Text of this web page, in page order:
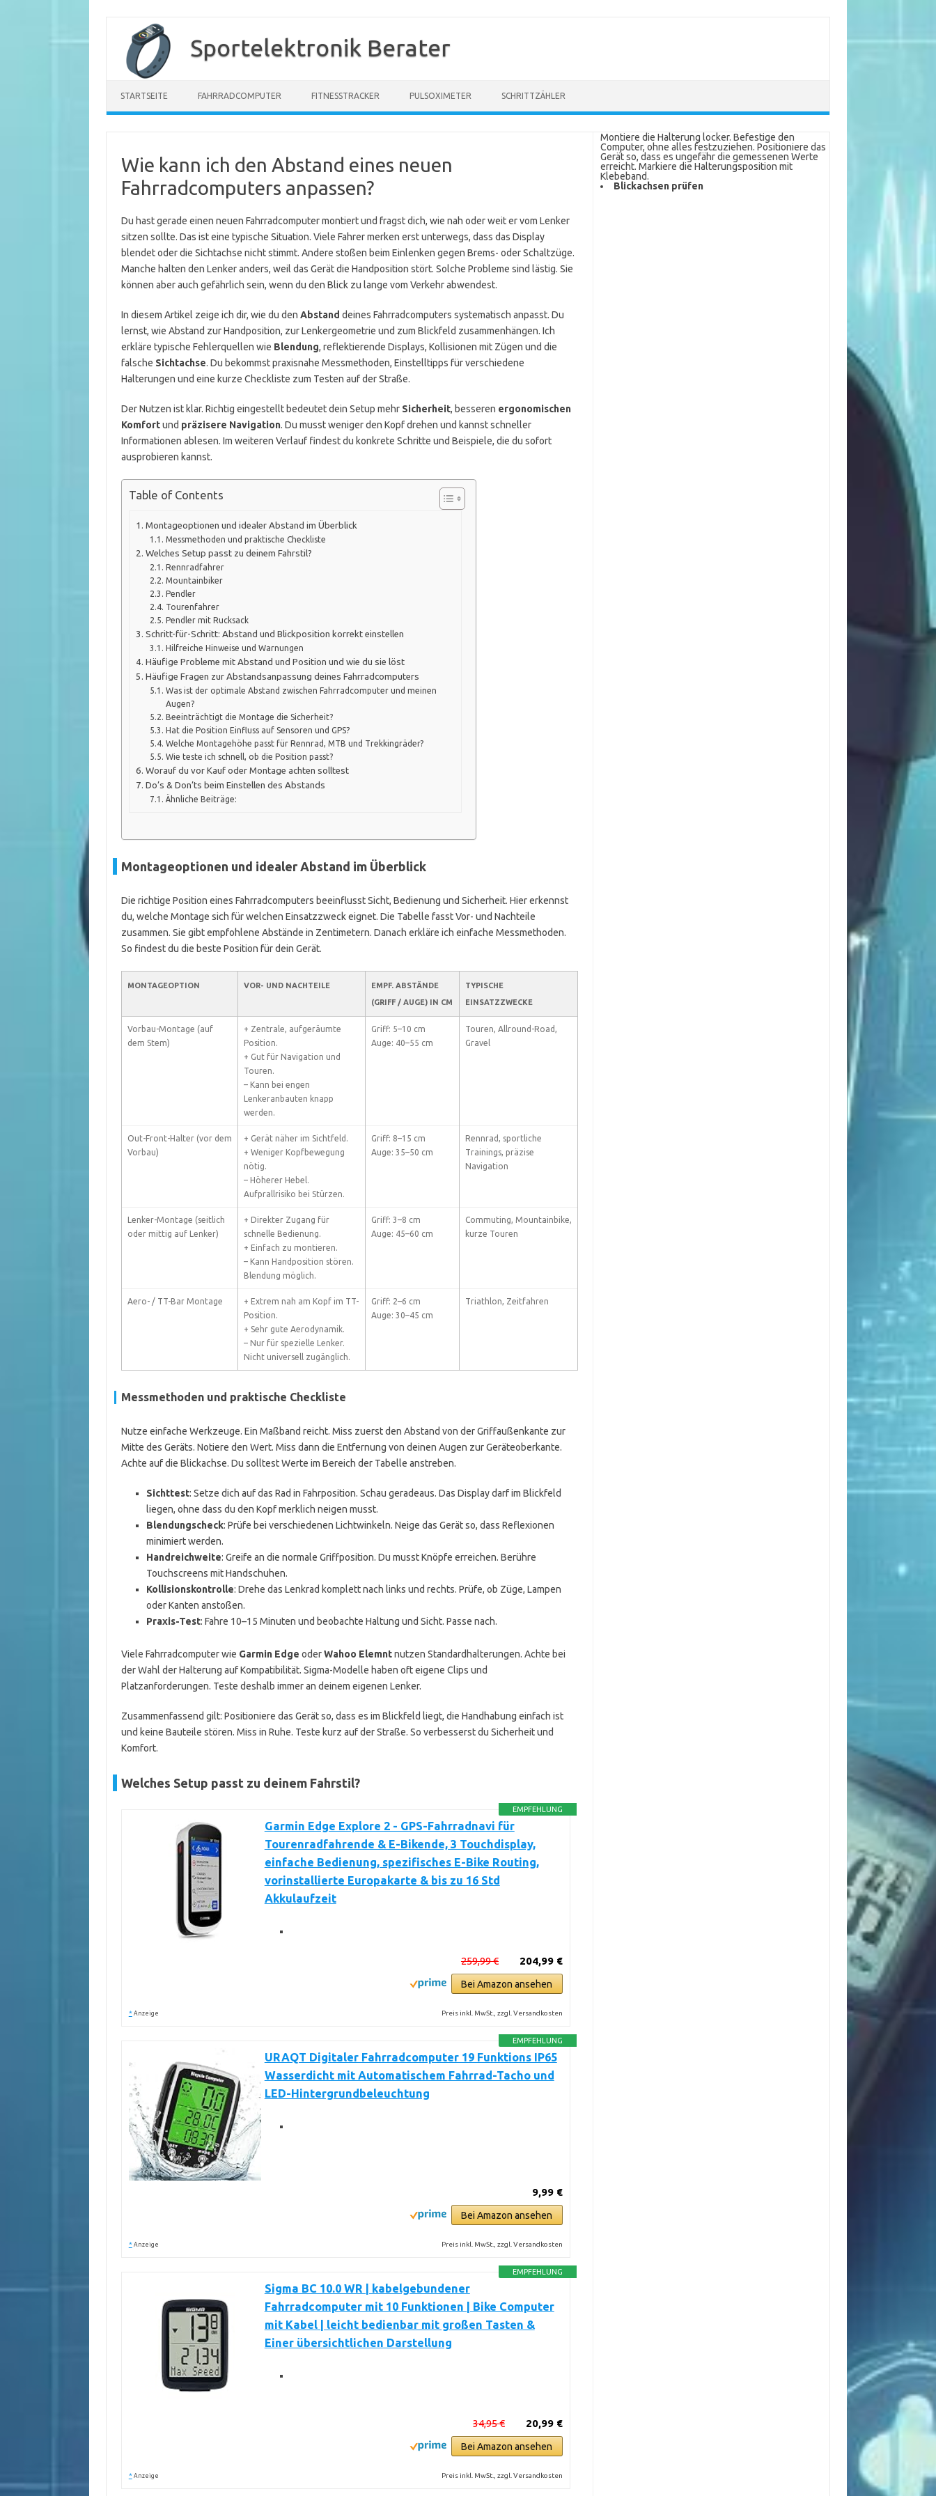
springen
Sportelektronik Berater
STARTSEITE FAHRRADCOMPUTER FITNESSTRACKER PULSOXIMETER SCHRITTZÄHLER
Wie kann ich den Abstand eines neuen
Fahrradcomputers anpassen?
Du hast gerade einen neuen Fahrradcomputer montiert und fragst dich, wie nah oder weit er vom Lenker
sitzen sollte. Das ist eine typische Situation. Viele Fahrer merken erst unterwegs, dass das Display
blendet oder die Sichtachse nicht stimmt. Andere stoßen beim Einlenken gegen Brems- oder Schaltzüge.
Manche halten den Lenker anders, weil das Gerät die Handposition stört. Solche Probleme sind lästig. Sie
können aber auch gefährlich sein, wenn du den Blick zu lange vom Verkehr abwendest.
In diesem Artikel zeige ich dir, wie du den Abstand deines Fahrradcomputers systematisch anpasst. Du
lernst, wie Abstand zur Handposition, zur Lenkergeometrie und zum Blickfeld zusammenhängen. Ich
erkläre typische Fehlerquellen wie Blendung, reflektierende Displays, Kollisionen mit Zügen und die
falsche Sichtachse. Du bekommst praxisnahe Messmethoden, Einstelltipps für verschiedene
Halterungen und eine kurze Checkliste zum Testen auf der Straße.
Der Nutzen ist klar. Richtig eingestellt bedeutet dein Setup mehr Sicherheit, besseren ergonomischen
Komfortund präzisere Navigation. Du musst weniger den Kopf drehen und kannst schneller
Informationen ablesen. Im weiteren Verlauf findest du konkrete Schritte und Beispiele, die du sofort
ausprobieren kannst.
Table of Contents
Montageoptionen und idealer Abstand im Überblick
Messmethoden und praktische Checkliste
Welches Setup passt zu deinem Fahrstil?
Rennradfahrer
Mountainbiker
Pendler
Tourenfahrer
Pendler mit Rucksack
Schritt-für-Schritt: Abstand und Blickposition korrekt einstellen
Hilfreiche Hinweise und Warnungen
Häufige Probleme mit Abstand und Position und wie du sie löst
Häufige Fragen zur Abstandsanpassung deines Fahrradcomputers
Was ist der optimale Abstand zwischen Fahrradcomputer und meinen
Augen?
Beeinträchtigt die Montage die Sicherheit?
Hat die Position Einfluss auf Sensoren und GPS?
Welche Montagehöhe passt für Rennrad, MTB und Trekkingräder?
Wie teste ich schnell, ob die Position passt?
Worauf du vor Kauf oder Montage achten solltest
Do’s & Don’ts beim Einstellen des Abstands
Ähnliche Beiträge:
Montageoptionen und idealer Abstand im Überblick
Die richtige Position eines Fahrradcomputers beeinflusst Sicht, Bedienung und Sicherheit. Hier erkennst
du, welche Montage sich für welchen Einsatzzweck eignet. Die Tabelle fasst Vor- und Nachteile
zusammen. Sie gibt empfohlene Abstände in Zentimetern. Danach erkläre ich einfache Messmethoden.
So findest du die beste Position für dein Gerät.
MONTAGEOPTION VOR- UND NACHTEILE
EMPF. ABSTÄNDE
(GRIFF / AUGE) IN CM
TYPISCHE
EINSATZZWECKE
Vorbau-Montage (auf
dem Stem)
+ Zentrale, aufgeräumte
Position.
+ Gut für Navigation und
Touren.
– Kann bei engen
Lenkeranbauten knapp
werden.
Griff: 5–10 cm
Auge: 40–55 cm
Touren, Allround-Road,
Gravel
Out-Front-Halter (vor dem
Vorbau)
+ Gerät näher im Sichtfeld.
+ Weniger Kopfbewegung
nötig.
– Höherer Hebel.
Aufprallrisiko bei Stürzen.
Griff: 8–15 cm
Auge: 35–50 cm
Rennrad, sportliche
Trainings, präzise
Navigation
Lenker-Montage (seitlich
oder mittig auf Lenker)
+ Direkter Zugang für
schnelle Bedienung.
+ Einfach zu montieren.
– Kann Handposition stören.
Blendung möglich.
Griff: 3–8 cm
Auge: 45–60 cm
Commuting, Mountainbike,
kurze Touren
Aero- / TT-Bar Montage
+ Extrem nah am Kopf im TT-
Position.
+ Sehr gute Aerodynamik.
– Nur für spezielle Lenker.
Nicht universell zugänglich.
Griff: 2–6 cm
Auge: 30–45 cm
Triathlon, Zeitfahren
Messmethoden und praktische Checkliste
Nutze einfache Werkzeuge. Ein Maßband reicht. Miss zuerst den Abstand von der Griffaußenkante zur
Mitte des Geräts. Notiere den Wert. Miss dann die Entfernung von deinen Augen zur Geräteoberkante.
Achte auf die Blickachse. Du solltest Werte im Bereich der Tabelle anstreben.
Sichttest: Setze dich auf das Rad in Fahrposition. Schau geradeaus. Das Display darf im Blickfeld
liegen, ohne dass du den Kopf merklich neigen musst.
Blendungscheck: Prüfe bei verschiedenen Lichtwinkeln. Neige das Gerät so, dass Reflexionen
minimiert werden.
Handreichweite: Greife an die normale Griffposition. Du musst Knöpfe erreichen. Berühre
Touchscreens mit Handschuhen.
Kollisionskontrolle: Drehe das Lenkrad komplett nach links und rechts. Prüfe, ob Züge, Lampen
oder Kanten anstoßen.
Praxis-Test: Fahre 10–15 Minuten und beobachte Haltung und Sicht. Passe nach.
Viele Fahrradcomputer wie Garmin Edge oderWahoo Elemntnutzen Standardhalterungen. Achte bei
der Wahl der Halterung auf Kompatibilität. Sigma-Modelle haben oft eigene Clips und
Platzanforderungen. Teste deshalb immer an deinem eigenen Lenker.
Zusammenfassend gilt: Positioniere das Gerät so, dass es im Blickfeld liegt, die Handhabung einfach ist
und keine Bauteile stören. Miss in Ruhe. Teste kurz auf der Straße. So verbesserst du Sicherheit und
Komfort.
Welches Setup passt zu deinem Fahrstil?
EMPFEHLUNG
Garmin Edge Explore 2 - GPS-Fahrradnavi für
Tourenradfahrende & E-Bikende, 3 Touchdisplay,
einfache Bedienung, spezifisches E-Bike Routing,
vorinstallierte Europakarte & bis zu 16 Std
Akkulaufzeit
204,99 €
259,99 €
Bei Amazon ansehen
* Anzeige Preis inkl. MwSt., zzgl. Versandkosten
EMPFEHLUNG
URAQT Digitaler Fahrradcomputer 19 Funktions IP65
Wasserdicht mit Automatischem Fahrrad-Tacho und
LED-Hintergrundbeleuchtung
9,99 €
Bei Amazon ansehen
* Anzeige Preis inkl. MwSt., zzgl. Versandkosten
EMPFEHLUNG
Sigma BC 10.0 WR | kabelgebundener
Fahrradcomputer mit 10 Funktionen | Bike Computer
mit Kabel | leicht bedienbar mit großen Tasten &
Einer übersichtlichen Darstellung
20,99 €
34,95 €
Bei Amazon ansehen
* Anzeige Preis inkl. MwSt., zzgl. Versandkosten
Montiere die Halterung locker. Befestige den
Computer, ohne alles festzuziehen. Positioniere das
Gerät so, dass es ungefähr die gemessenen Werte
erreicht. Markiere die Halterungsposition mit
Klebeband.
Blickachsen prüfen